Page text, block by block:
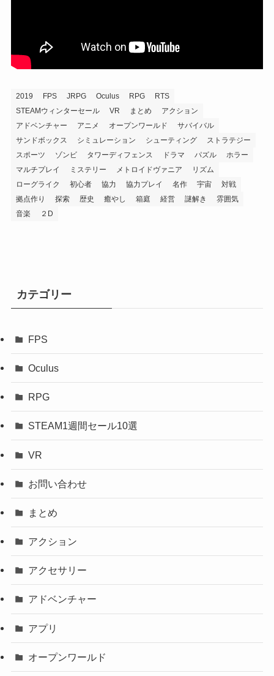
2019 FPS JRPG Oculus RPG
RTS
STEAMウィンターセール
VR まとめ
アクション
アドベンチャー
アニメ オープンワールド
サバイバル
サンドボックス
シミュレーション シューティング
ストラテジー
スポーツ
ゾンビ タワーディフェンス ドラマ パズル
ホラー
マルチプレイ
ミステリー メトロイドヴァニア
リズム
ローグライク
初心者 協力 協力プレイ 名作 宇宙
対戦
拠点作り
探索 歴史 癒やし 箱庭 経営 謎解き
雰囲気
音楽
２D
カテゴリー
FPS
Oculus
RPG
STEAM1週間セール10選
VR
お問い合わせ
まとめ
アクション
アクセサリー
アドベンチャー
アプリ
オープンワールド